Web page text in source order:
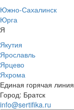
Южно-Сахалинск
Юрга
Я
Якутия
Ярославль
Ярцево
Яхрома
Единая горячая линия
Город: Братск
info@sertifika.ru